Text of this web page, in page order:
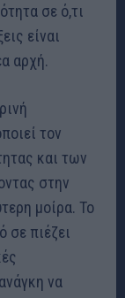
σε ό,τι
είναι
αρχή.
τον
και των
στην
μοίρα. Το
σε πιέζει
να